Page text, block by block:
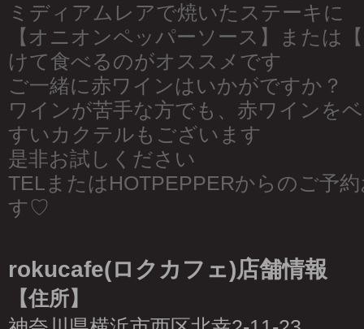
ミディアムレアで焼いたステーキに
【オニオンペッパーソース】または
けて食べるのがオススメです
ご一緒に赤ワインはいかがですか？
ワインが苦手な方でも、赤ワインを
すいカクテルもございます
是非お試しください
TELまたはHOTPEPPERからのご予
す♡
rokucafe(ロクカフェ)店舗情報
【住所】